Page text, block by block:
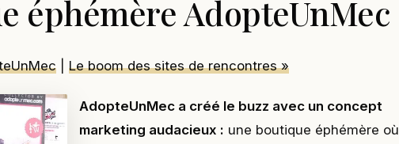
éphémère AdopteUnMec
Le boom des sites de rencontres »
AdopteUnMec a créé le buzz avec un concept
marketing audacieux : une boutique éphémère où